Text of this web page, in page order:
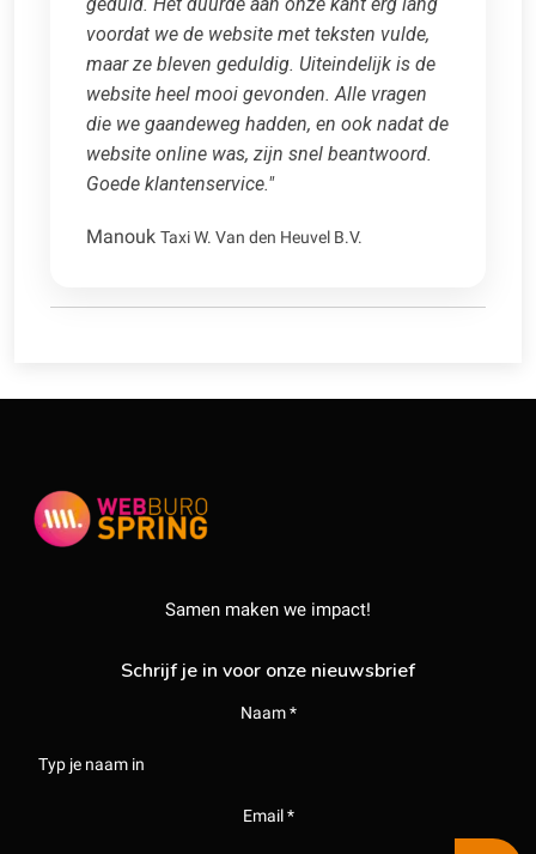
voordat we de website met teksten vulde,
maar ze bleven geduldig. Uiteindelijk is de
website heel mooi gevonden. Alle vragen
die we gaandeweg hadden, en ook nadat de
website online was, zijn snel beantwoord.
Goede klantenservice."
Manouk Taxi W. Van den Heuvel B.V.
Samen maken we impact!
Schrijf je in voor onze nieuwsbrief
Naam *
Email *